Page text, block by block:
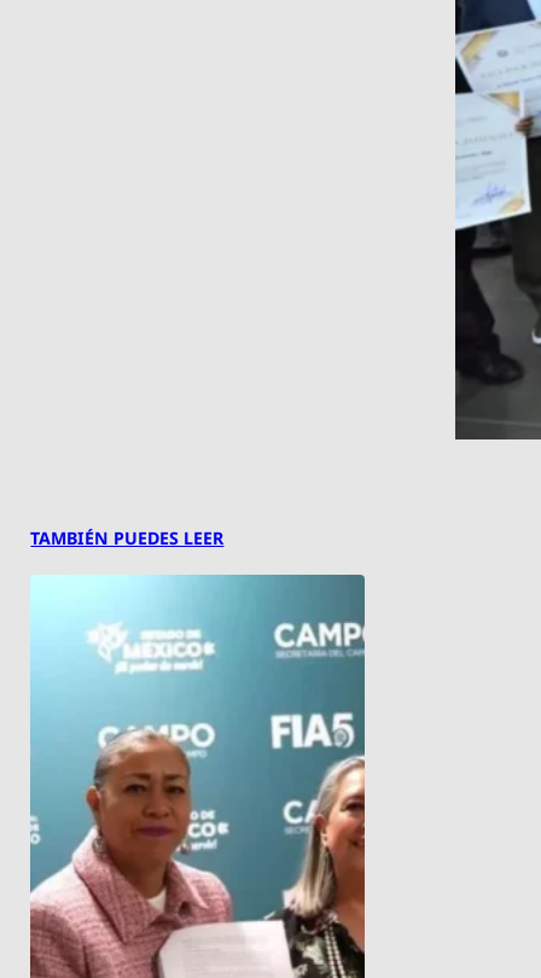
TAMBIÉN PUEDES LEER